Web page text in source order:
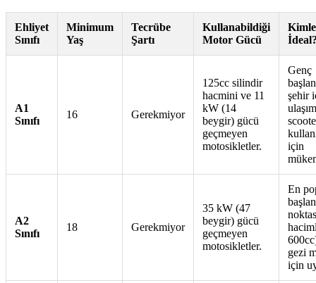
Ehliyet
Sınıfı
Minimum
Yaş
Tecrübe
Şartı
Kullanabildiği
Motor Gücü
A1
Sınıfı
16 Gerekmiyor
125cc silindir
hacmini ve 11
kW (14
beygir) gücü
geçmeyen
motosikletler.
Genç
şehir
için
A2
Sınıfı
18 Gerekmiyor
35 kW (47
beygir) gücü
geçmeyen
motosikletler.
En
gezi
için